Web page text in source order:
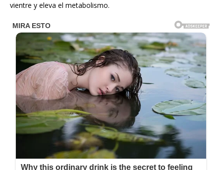
vientre y eleva el metabolismo.